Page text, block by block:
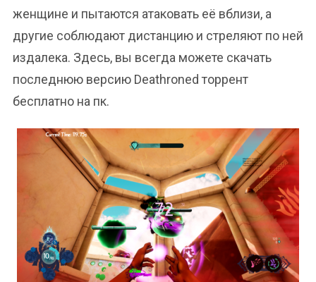
женщине и пытаются атаковать её вблизи, а
другие соблюдают дистанцию и стреляют по ней
издалека. Здесь, вы всегда можете скачать
последнюю версию Deathroned торрент
бесплатно на пк.